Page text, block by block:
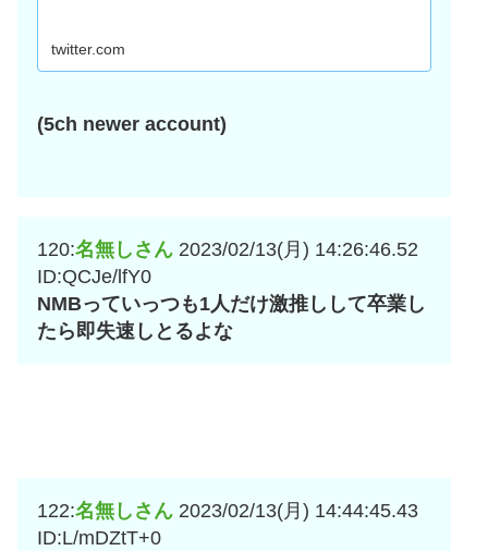
twitter.com
(5ch newer account)
120:名無しさん 2023/02/13(月) 14:26:46.52
ID:QCJe/lfY0
NMBっていっつも1人だけ激推しして卒業し
たら即失速しとるよな
122:名無しさん 2023/02/13(月) 14:44:45.43
ID:L/mDZtT+0